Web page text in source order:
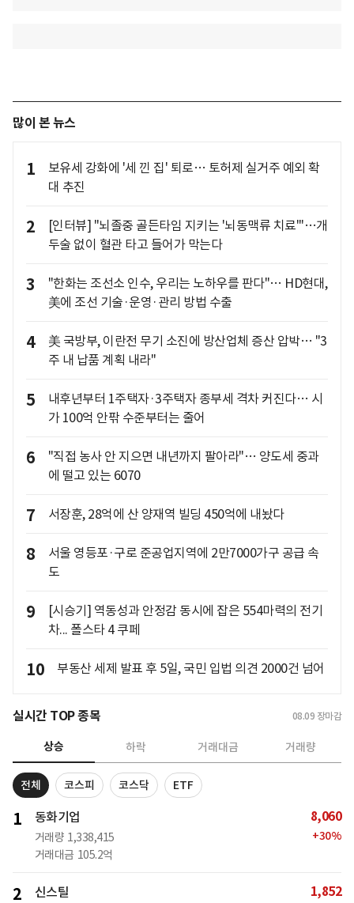
많이 본 뉴스
1
보유세 강화에 '세 낀 집' 퇴로… 토허제 실거주 예외 확
대 추진
2
[인터뷰] "뇌졸중 골든타임 지키는 '뇌동맥류 치료'"…개
두술 없이 혈관 타고 들어가 막는다
3
"한화는 조선소 인수, 우리는 노하우를 판다"… HD현대,
美에 조선 기술·운영·관리 방법 수출
4
美 국방부, 이란전 무기 소진에 방산업체 증산 압박… "3
주 내 납품 계획 내라"
5
내후년부터 1주택자·3주택자 종부세 격차 커진다… 시
가 100억 안팎 수준부터는 줄어
6
"직접 농사 안 지으면 내년까지 팔아라"… 양도세 중과
에 떨고 있는 6070
7 서장훈, 28억에 산 양재역 빌딩 450억에 내놨다
8
서울 영등포·구로 준공업지역에 2만7000가구 공급 속
도
9
[시승기] 역동성과 안정감 동시에 잡은 554마력의 전기
차... 폴스타 4 쿠페
10 부동산 세제 발표 후 5일, 국민 입법 의견 2000건 넘어
실시간 TOP 종목 08.09 장마감
상승 하락 거래대금 거래량
전체 코스피 코스닥 ETF
1 동화기업
거래량 1,338,415
거래대금 105.2억
8,060
+30%
2 신스틸 1,852